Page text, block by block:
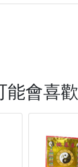
能會喜歡